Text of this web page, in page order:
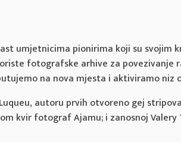
umjetnicima pionirima koji su
fotografske arhive za povezivanje
na nova mjesta i aktiviramo niz
autoru prvih otvoreno gej
kvir fotograf Ajamu; i zanosnoj